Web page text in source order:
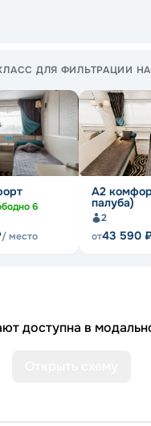
ДЛЯ ФИЛЬТРАЦИИ
6
/ место
А2
палуба)
2
от43 590
доступна в